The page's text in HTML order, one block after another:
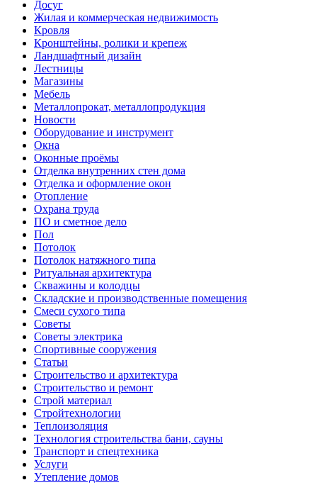
Досуг
Жилая и коммерческая недвижимость
Кровля
Кронштейны, ролики и крепеж
Ландшафтный дизайн
Лестницы
Магазины
Мебель
Металлопрокат, металлопродукция
Новости
Оборудование и инструмент
Окна
Оконные проёмы
Отделка внутренних стен дома
Отделка и оформление окон
Отопление
Охрана труда
ПО и сметное дело
Пол
Потолок
Потолок натяжного типа
Ритуальная архитектура
Скважины и колодцы
Складские и производственные помещения
Смеси сухого типа
Советы
Советы электрика
Спортивные сооружения
Статьи
Строительство и архитектура
Строительство и ремонт
Строй материал
Стройтехнологии
Теплоизоляция
Технология строительства бани, сауны
Транспорт и спецтехника
Услуги
Утепление домов